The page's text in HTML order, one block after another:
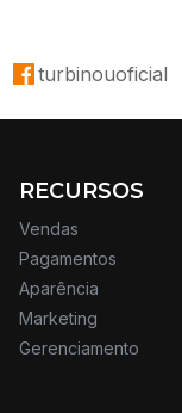
turbinouoficial
RECURSOS
Vendas
Pagamentos
Aparência
Marketing
Gerenciamento